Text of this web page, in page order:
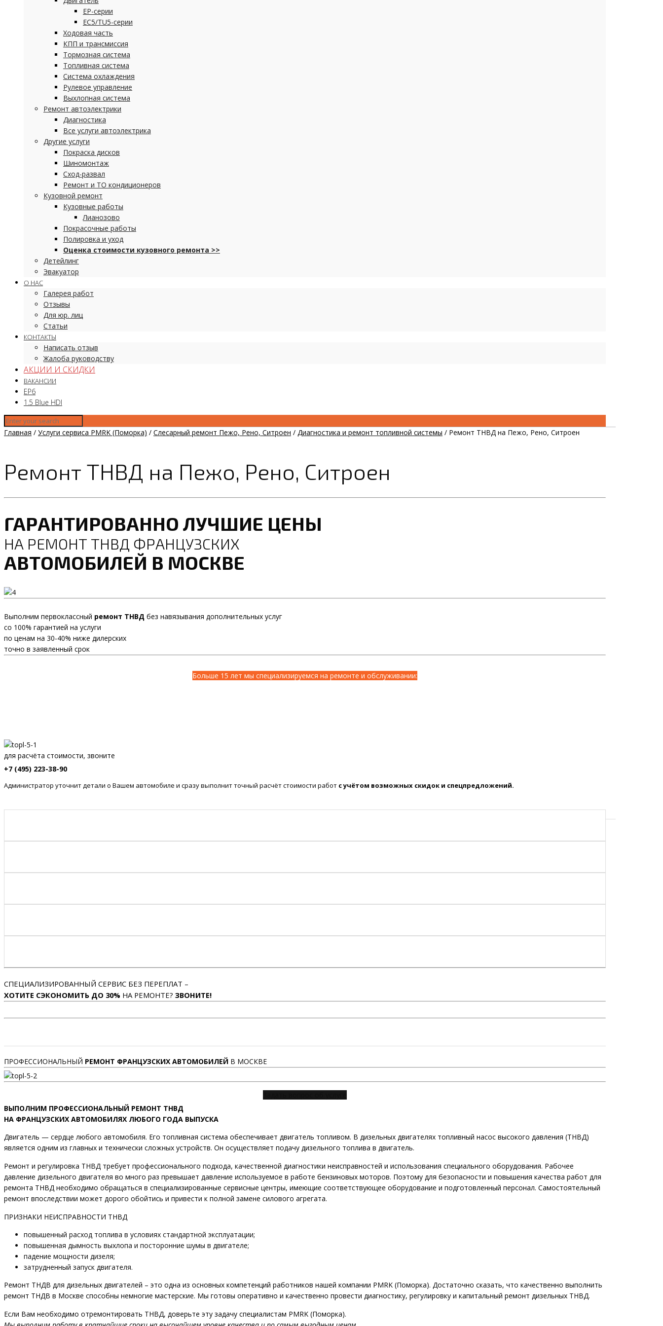
EP-серии
EC5/TU5-серии
Ходовая часть
КПП и трансмиссия
Тормозная система
Топливная система
Система охлаждения
Рулевое управление
Выхлопная система
Ремонт автоэлектрики
Диагностика
Все услуги автоэлектрика
Другие услуги
Покраска дисков
Шиномонтаж
Сход-развал
Ремонт и ТО кондиционеров
Кузовной ремонт
Кузовные работы
Лианозово
Покрасочные работы
Полировка и уход
Оценка стоимости кузовного ремонта >>
Детейлинг
Эвакуатор
О НАС
Галерея работ
Отзывы
Для юр. лиц
Статьи
КОНТАКТЫ
Написать отзыв
Жалоба руководству
АКЦИИ И СКИДКИ
ВАКАНСИИ
EP6
1.5 Blue HDI
Главная / Услуги сервиса PMRK (Поморка) / Слесарный ремонт Пежо, Рено, Ситроен / Диагностика и ремонт топливной системы / Ремонт ТНВД на Пежо, Рено, Ситроен
Ремонт ТНВД на Пежо, Рено, Ситроен
ГАРАНТИРОВАННО ЛУЧШИЕ ЦЕНЫ
НА РЕМОНТ ТНВД ФРАНЦУЗСКИХ
АВТОМОБИЛЕЙ В МОСКВЕ
Выполним первоклассный ремонт ТНВД без навязывания дополнительных услуг
со 100% гарантией на услуги
по ценам на 30-40% ниже дилерских
точно в заявленный срок
Больше 15 лет мы специализируемся на ремонте и обслуживании:
для расчёта стоимости, звоните
+7 (495) 223-38-90
Администратор уточнит детали о Вашем автомобиле и сразу выполнит точный расчёт стоимости работ с учётом возможных скидок и спецпредложений.
СПЕЦИАЛИЗИРОВАННЫЙ СЕРВИС БЕЗ ПЕРЕПЛАТ –
ХОТИТЕ СЭКОНОМИТЬ ДО 30% НА РЕМОНТЕ? ЗВОНИТЕ!
ПРОФЕССИОНАЛЬНЫЙ РЕМОНТ ФРАНЦУЗСКИХ АВТОМОБИЛЕЙ В МОСКВЕ
ВЫПОЛНИМ ПРОФЕССИОНАЛЬНЫЙ РЕМОНТ ТНВД
НА ФРАНЦУЗСКИХ АВТОМОБИЛЯХ ЛЮБОГО ГОДА ВЫПУСКА
Двигатель — сердце любого автомобиля. Его топливная система обеспечивает двигатель топливом. В дизельных двигателях топливный насос высокого давления (ТНВД)
является одним из главных и технически сложных устройств. Он осуществляет подачу дизельного топлива в двигатель.
Ремонт и регулировка ТНВД требует профессионального подхода, качественной диагностики неисправностей и использования специального оборудования. Рабочее
давление дизельного двигателя во много раз превышает давление используемое в работе бензиновых моторов. Поэтому для безопасности и повышения качества работ для
ремонта ТНВД необходимо обращаться в специализированные сервисные центры, имеющие соответствующее оборудование и подготовленный персонал. Самостоятельный
ремонт впоследствии может дорого обойтись и привести к полной замене силового агрегата.
ПРИЗНАКИ НЕИСПРАВНОСТИ ТНВД
повышенный расход топлива в условиях стандартной эксплуатации;
повышенная дымность выхлопа и посторонние шумы в двигателе;
падение мощности дизеля;
затрудненный запуск двигателя.
Ремонт ТНДВ для дизельных двигателей – это одна из основных компетенций работников нашей компании PMRK (Поморка). Достаточно сказать, что качественно выполнить
ремонт ТНДВ в Москве способны немногие мастерские. Мы готовы оперативно и качественно провести диагностику, регулировку и капитальный ремонт дизельных ТНВД.
Если Вам необходимо отремонтировать ТНВД, доверьте эту задачу специалистам PMRK (Поморка).